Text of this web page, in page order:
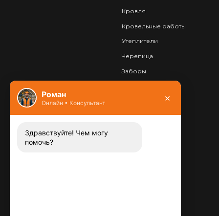
Кровля
Кровельные работы
Утеплители
Черепица
Заборы
Контакты
Заказать звонок
Роман
Онлайн • Консультант ×
Здравствуйте! Чем могу
помочь?